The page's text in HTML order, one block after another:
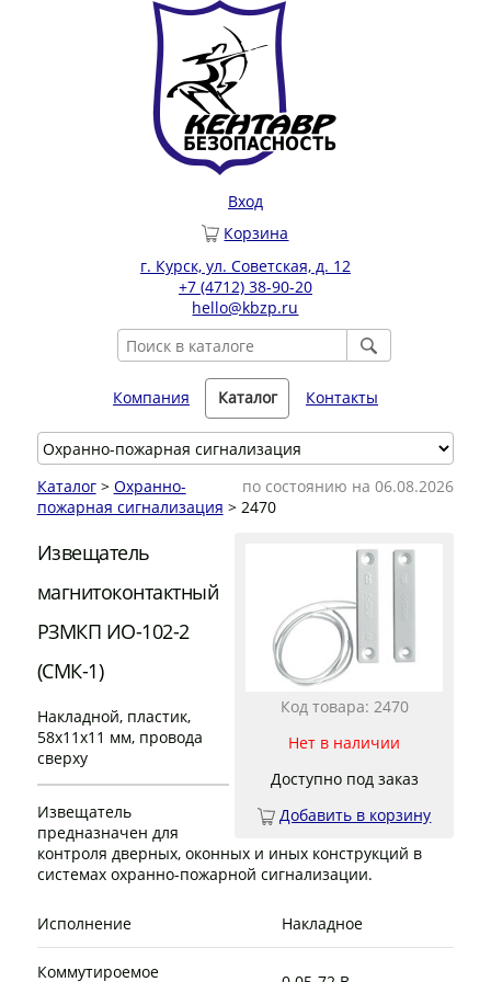
Вход
Корзина
г. Курск, ул. Советская, д. 12
+7 (4712) 38-90-20
hello@kbzp.ru
Компания Каталог Контакты
по состоянию на 06.08.2026
Каталог> Охранно-
пожарная сигнализация > 2470
Код товара: 2470
Нет в наличии
Доступно под заказ
Добавить в корзину
Извещатель
магнитоконтактный
РЗМКП ИО-102-2
(СМК-1)
Накладной, пластик,
58х11х11 мм, провода
сверху
Извещатель
предназначен для
контроля дверных, оконных и иных конструкций в
системах охранно-пожарной сигнализации.
Исполнение Накладное
Коммутироемое